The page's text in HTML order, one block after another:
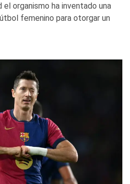
el organismo ha inventado una
femenino para otorgar un